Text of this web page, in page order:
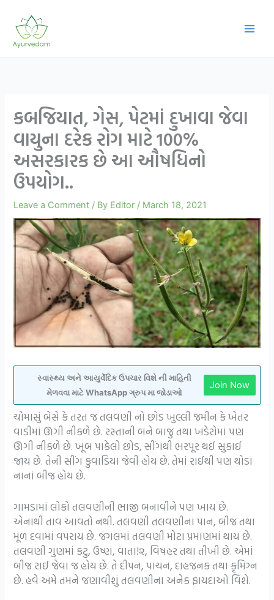
content
કબજિયાત, ગેસ, પેટમાં દુખાવા જેવા
વાયુના દરેક રોગ માટે 100%
અસરકારક છે આ ઔષધિનો
ઉપયોગ..
Leave a Comment / By Editor / March 18, 2021
સ્વાસ્થ્ય અને આયુર્વેદિક ઉપચાર વિશે ની માહિતી
મેળવવા માટે WhatsApp ગ્રુપ મા જોડાઓ
Join Now
ચોમાસું બેસે કે તરત જ તલવણી નો છોડ ખુલ્લી જમીન કે ખેતર
વાડીમાં ઊગી નીકળે છે. રસ્તાની બંને બાજુ તથા ખંડેરોમાં પણ
ઊગી નીકળે છે. ખૂબ પાકેલો છોડ, સીંગથી ભરપૂર થઈ સુકાઈ
જાય છે. તેની સીંગ કુવાડિયા જેવી હોય છે. તેમાં રાઈથી પણ થોડા
નાનાં બીજ હોય છે.
ગામડામાં લોકો તલવણીની ભાજી બનાવીને પણ ખાય છે.
એનાથી તાવ આવતો નથી. તલવણી તલવણીનાં પાન, બીજ તથા
મૂળ દવામાં વપરાય છે. જંગલમાં તલવણી મોટા પ્રમાણમાં થાય છે.
તલવણી ગુણમાં કટુ, ઉષ્ણ, વાતા!૨, વિષહર તથા તીખી છે. એમાં
બીજ રાઈ જેવા જ હોય છે. તે દીપન, પાચન, દાહજનક તથા કૃમિગ્ન
છે. હવે અમે તમને જણાવીશું તલવણીના અનેક ફાયદાઓ વિશે.